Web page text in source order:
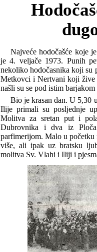
Najveće hodočašće koje
je 4. veljače 1973. Punih
nekoliko hodočasnika koji su
Metkovci i Nertvani koji
našli su se pod istim
Bio je krasan dan. U 5,30
Ilije primali su posljednje
Molitva za sretan put i
Dubrovnika i dva iz
parfimerijom. Malo u početku
više, ali ipak uz bratsku
molitva Sv. Vlahi i Iliji i